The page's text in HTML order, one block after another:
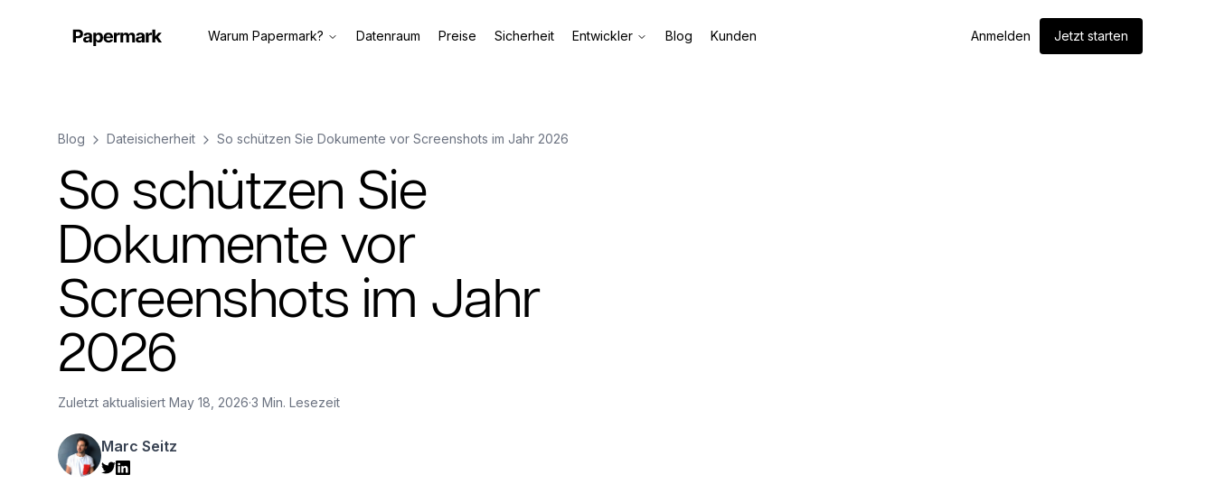
Warum Papermark? Datenraum Preise Sicherheit Entwickler Blog Kunden Anmelden Jetzt starten
Blog Dateisicherheit So schützen Sie Dokumente vor Screenshots im Jahr 2026
So schützen Sie
Dokumente vor
Screenshots im Jahr
2026
Zuletzt aktualisiert May 18, 2026·3 Min. Lesezeit
Marc Seitz